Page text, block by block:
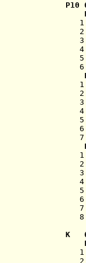
P10
1
2
3
4
5
6
1
2
3
4
5
6
7
1
2
3
4
5
6
7
K
1
2